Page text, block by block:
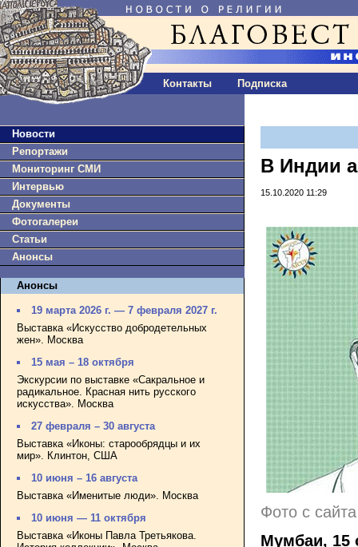
Контакты Подписка
Новости
Репортажи
Мониторинг СМИ
Интервью
Документы
Фотогалереи
Статьи
Анонсы
Анонсы
19 марта 2026 г. — 7 февраля 2027 г.
Выставка «Искусство добродетельных
жен». Москва
15 мая – 18 октября
Экскурсии по выставке «Сакральное и
радикальное. Красная нить русского
искусства». Москва
27 февраля – 30 августа
Выставка «Иконы: старообрядцы и их
мир». Клинтон, США
10 июня – 16 августа
Выставка «Именитые люди». Москва
10 июня — 11 октября
Выставка «Иконы Павла Третьякова.
В Индии
15.10.2020 11:29
Фото с
Мумбаи, 15